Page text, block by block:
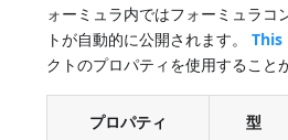
ォーミュラ内ではフォーミュラコ
トが自動的に公開されます。This
クトのプロパティを使用すること
プロパティ 型